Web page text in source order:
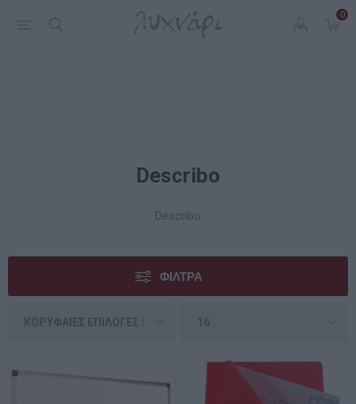
0
Describo
Describo
ΦΊΛΤΡΑ